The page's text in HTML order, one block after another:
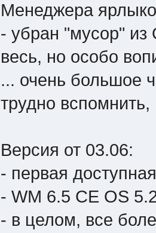
Менеджера
- убран "мусор" из
весь, но особо
... очень большое
трудно
Версия от 03.06:
- первая
- WM 6.5 CE OS
- в целом, все